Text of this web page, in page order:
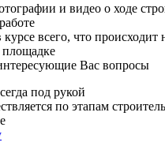
и видео о ходе
всего, что происходит
площадке
Вас вопросы
под рукой
по этапам